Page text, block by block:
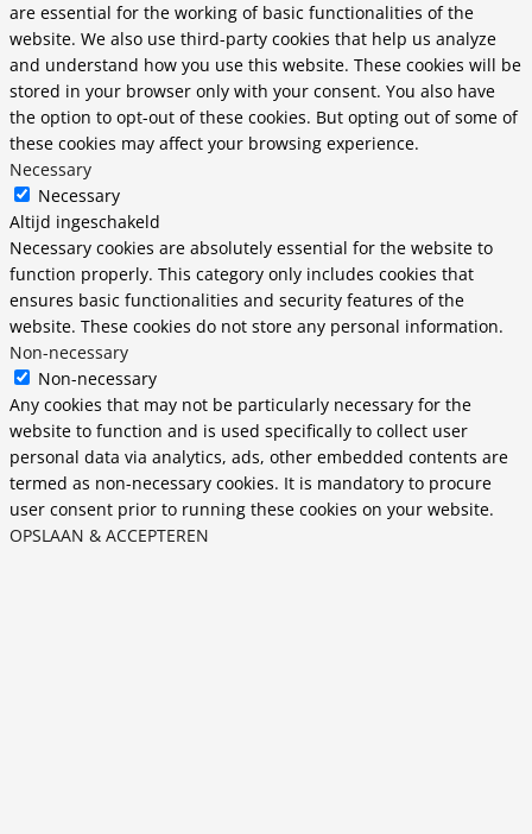
are essential for the working of basic functionalities of the
website. We also use third-party cookies that help us analyze
and understand how you use this website. These cookies will be
stored in your browser only with your consent. You also have
the option to opt-out of these cookies. But opting out of some of
these cookies may affect your browsing experience.
Necessary
Necessary
Altijd ingeschakeld
Necessary cookies are absolutely essential for the website to
function properly. This category only includes cookies that
ensures basic functionalities and security features of the
website. These cookies do not store any personal information.
Non-necessary
Non-necessary
Any cookies that may not be particularly necessary for the
website to function and is used specifically to collect user
personal data via analytics, ads, other embedded contents are
termed as non-necessary cookies. It is mandatory to procure
user consent prior to running these cookies on your website.
OPSLAAN & ACCEPTEREN